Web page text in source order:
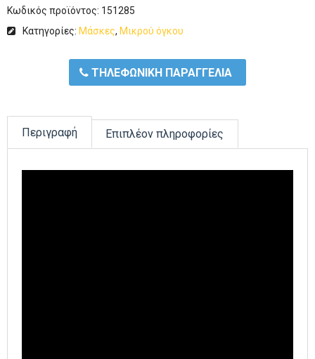
Κωδικός προϊόντος: 151285
Κατηγορίες: Μάσκες, Μικρού όγκου
ΤΗΛΕΦΩΝΙΚΗ ΠΑΡΑΓΓΕΛΙΑ
Περιγραφή Επιπλέον πληροφορίες